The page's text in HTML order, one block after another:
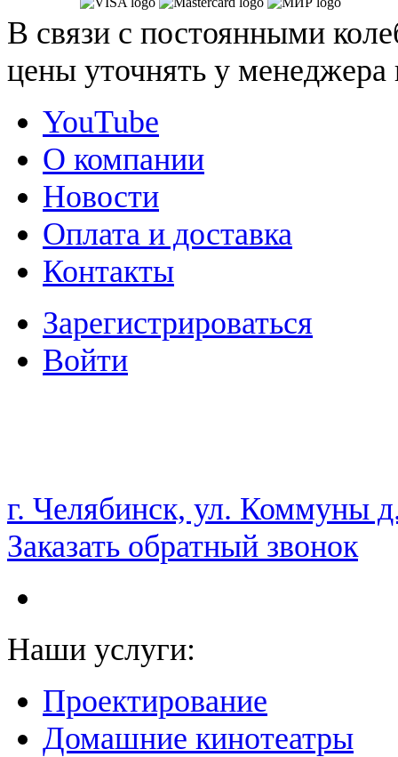
В связи с постоянными
цены уточнять у
YouTube
О компании
Новости
Оплата и доставка
Контакты
Зарегистрироваться
Войти
НАМ ДОВЕРЯЮТ С 2003 ГОДА
г. Челябинск, ул. Коммуны
Заказать обратный звонок
Наши услуги:
Проектирование
Домашние кинотеатры